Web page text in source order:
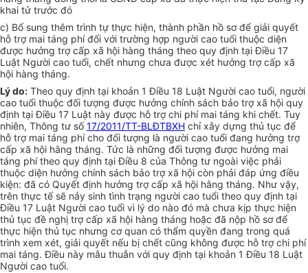
khai tử trước đó
c) Bổ sung thêm trình tự thực hiện, thành phần hồ sơ để giải quyết
hỗ trợ mai táng phí đối với trường hợp người cao tuổi thuộc diện
được hưởng trợ cấp xã hội hàng tháng theo quy định tại Điều 17
Luật Người cao tuổi, chết nhưng chưa được xét hưởng trợ cấp xã
hội hàng tháng.
Lý do: Theo quy định tại khoản 1 Điều 18 Luật Người cao tuổi, người
cao tuổi thuộc đối tượng được hưởng chính sách bảo trợ xã hội quy
định tại Điều 17 Luật này được hỗ trợ chi phí mai táng khi chết. Tuy
nhiên, Thông tư số17/2011/TT-BLĐTBXH chỉ xây dựng thủ tục để
hỗ trợ mai táng phí cho đối tượng là người cao tuổi đang hưởng trợ
cấp xã hội hằng tháng. Tức là những đối tượng được hưởng mai
táng phí theo quy định tại Điều 8 của Thông tư ngoài việc phải
thuộc diện hưởng chính sách bảo trợ xã hội còn phải đáp ứng điều
kiện: đã có Quyết định hưởng trợ cấp xã hội hằng tháng. Như vậy,
trên thực tế sẽ nảy sinh tình trạng người cao tuổi theo quy định tại
Điều 17 Luật Người cao tuổi vì lý do nào đó mà chưa kịp thực hiện
thủ tục đề nghị trợ cấp xã hội hàng tháng hoặc đã nộp hồ sơ để
thực hiện thủ tục nhưng cơ quan có thẩm quyền đang trong quá
trình xem xét, giải quyết nếu bị chết cũng không được hỗ trợ chi phí
mai táng. Điều này mâu thuẫn với quy định tại khoản 1 Điều 18 Luật
Người cao tuổi.